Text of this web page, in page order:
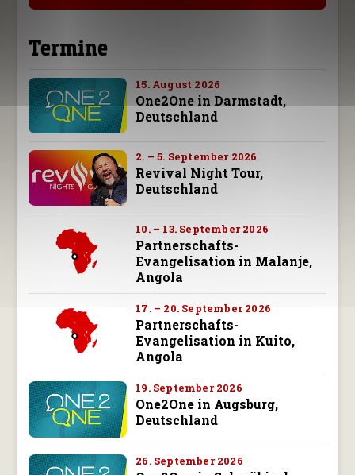
Termine
15. August 2026
One2One in Darmstadt,
Deutschland
2. – 5. September 2026
Revival Night Tour,
Deutschland
10. – 13. September 2026
Partnerschafts-
Evangelisation in Malanje,
Angola
17. – 20. September 2026
Partnerschafts-
Evangelisation in Kuito,
Angola
19. September 2026
One2One in Augsburg,
Deutschland
26. September 2026